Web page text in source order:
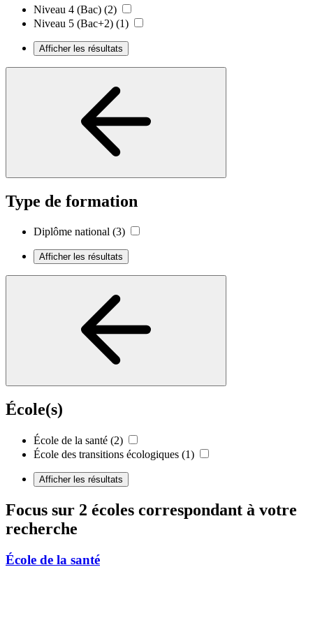
Niveau 4 (Bac) (2)
Niveau 5 (Bac+2) (1)
Afficher les résultats
Type de formation
Diplôme national (3)
Afficher les résultats
École(s)
École de la santé (2)
École des transitions écologiques (1)
Afficher les résultats
Focus sur 2 écoles correspondant à votre
recherche
École de la santé